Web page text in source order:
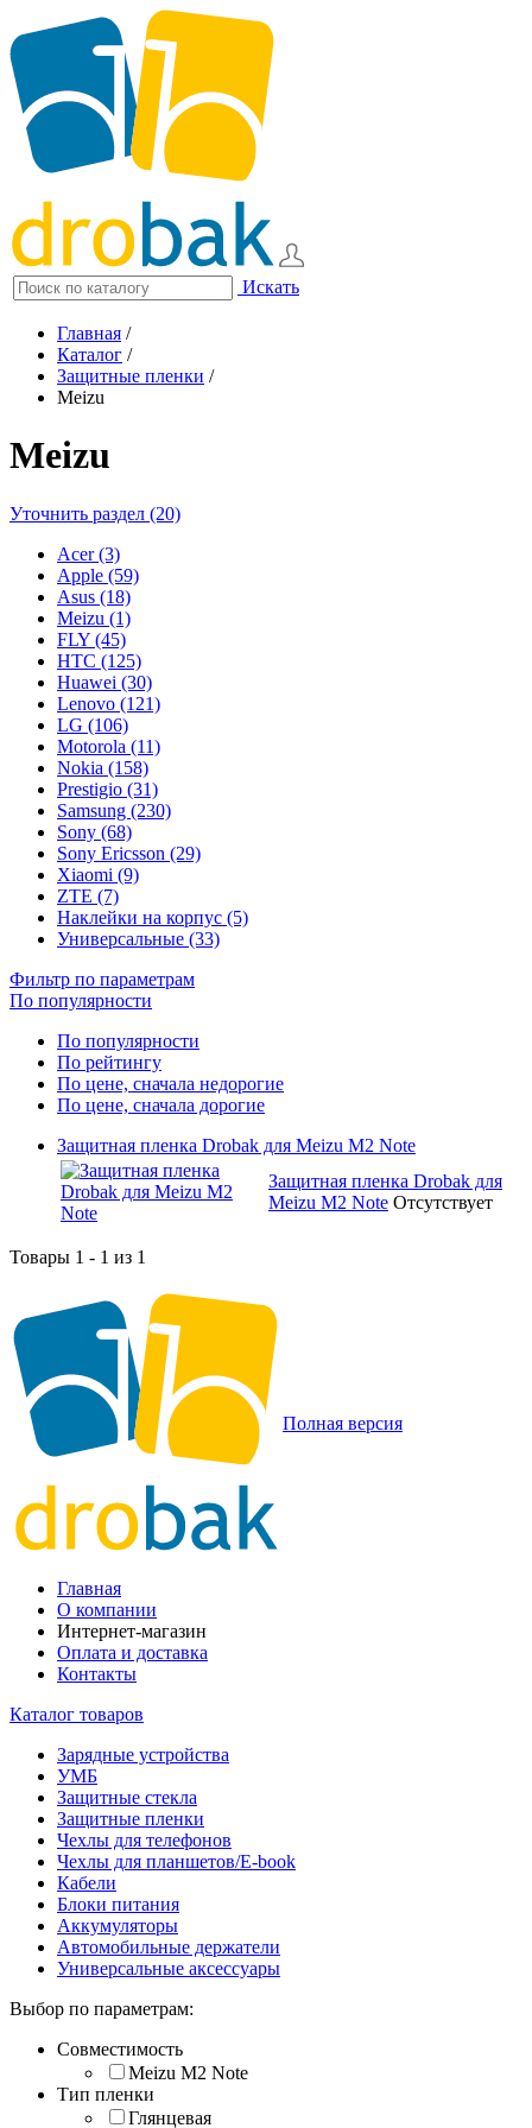
Искать
Главная /
Каталог /
Защитные пленки /
Meizu
Meizu
Уточнить раздел (20)
Acer (3)
Apple (59)
Asus (18)
Meizu (1)
FLY (45)
HTC (125)
Huawei (30)
Lenovo (121)
LG (106)
Motorola (11)
Nokia (158)
Prestigio (31)
Samsung (230)
Sony (68)
Sony Ericsson (29)
Xiaomi (9)
ZTE (7)
Наклейки на корпус (5)
Универсальные (33)
Фильтр по параметрам
По популярности
По популярности
По рейтингу
По цене, сначала недорогие
По цене, сначала дорогие
Защитная пленка Drobak для Meizu M2 Note
Защитная пленка Drobak для
Meizu M2 Note Отсутствует
Товары 1 - 1 из 1
Полная версия
Главная
О компании
Интернет-магазин
Оплата и доставка
Контакты
Каталог товаров
Зарядные устройства
УМБ
Защитные стекла
Защитные пленки
Чехлы для телефонов
Чехлы для планшетов/E-book
Кабели
Блоки питания
Аккумуляторы
Автомобильные держатели
Универсальные аксессуары
Выбор по параметрам:
Совместимость
Meizu M2 Note
Тип пленки
Глянцевая